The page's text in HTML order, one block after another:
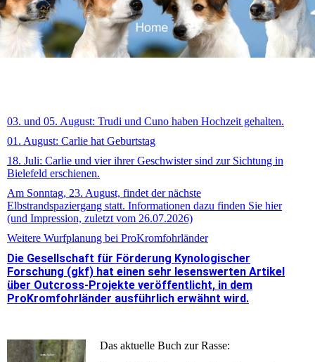
03. und 05. August: Trudi und Cuno haben Hochzeit gehalten.
01. August: Carlie hat Geburtstag
18. Juli: Carlie und vier ihrer Geschwister sind zur Sichtung in
Bielefeld erschienen.
Am Sonntag, 23. August, findet der nächste
Elbstrandspaziergang statt. Informationen dazu finden Sie hier
(und Impression, zuletzt vom 26.07.2026)
Weitere Wurfplanung bei ProKromfohrländer
Die Gesellschaft für Förderung Kynologischer
Forschung (gkf) hat einen sehr lesenswerten Artikel
über Outcross-Projekte veröffentlicht, in dem
ProKromfohrländer ausführlich erwähnt wird.
Das aktuelle Buch zur Rasse: